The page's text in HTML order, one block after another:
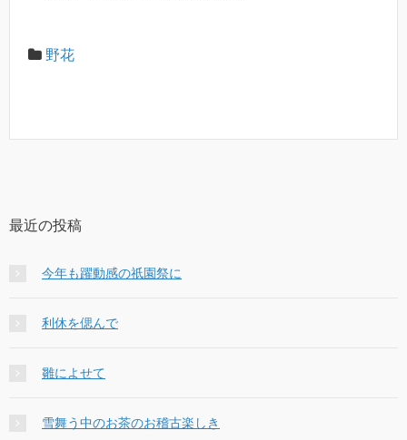
野花
最近の投稿
今年も躍動感の祇園祭に
利休を偲んで
雛によせて
雪舞う中のお茶のお稽古楽しき